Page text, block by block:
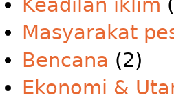
Keadilan iklim
Masyarakat
Bencana (2)
Ekonomi &